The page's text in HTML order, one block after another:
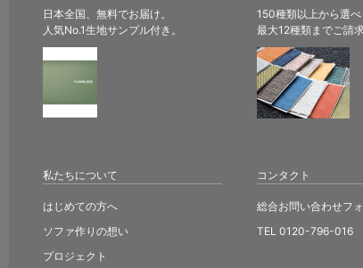
日本全国、無料でお届け。
人気No.1生地サンプル付き。
150種類以上から選べ
最大12種類までご請求
私たちについて
はじめての方へ
ソファ作りの想い
プロジェクト
コンタクト
総合お問い合わせフ
TEL 0120-796-016